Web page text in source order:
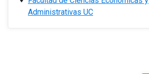
Administrativas UC